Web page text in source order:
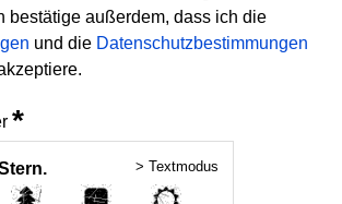
bestätige außerdem, dass ich die
und die Datenschutzbestimmungen
*
> Textmodus